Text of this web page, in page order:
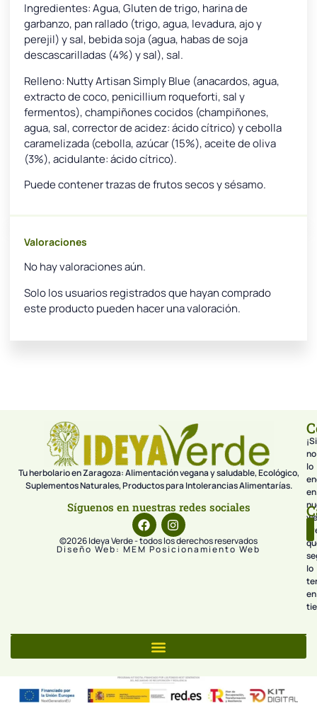
Ingredientes: Agua, Gluten de trigo, harina de
garbanzo, pan rallado (trigo, agua, levadura, ajo y
perejil) y sal, bebida soja (agua, habas de soja
descascarilladas (4%) y sal), sal.
Relleno: Nutty Artisan Simply Blue (anacardos, agua,
extracto de coco, penicillium roqueforti, sal y
fermentos), champiñones cocidos (champiñones,
agua, sal, corrector de acidez: ácido cítrico) y cebolla
caramelizada (cebolla, azúcar (15%), aceite de oliva
(3%), acidulante: ácido cítrico).
Puede contener trazas de frutos secos y sésamo.
Valoraciones
No hay valoraciones aún.
Solo los usuarios registrados que hayan comprado
este producto pueden hacer una valoración.
Tu herbolario en Zaragoza: Alimentación vegana y saludable, Ecológico,
Suplementos Naturales, Productos para Intolerancias Alimentarías.
Síguenos en nuestras redes sociales
©2026 Ideya Verde - todos los derechos reservados
Diseño Web: MEM Posicionamiento Web
¡Si
no
lo
en
lo
en